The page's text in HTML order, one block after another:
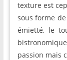
texture est
sous forme
émietté, le
passion mais